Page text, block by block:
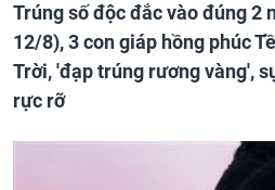
Trúng số độc đắc vào đúng 2
12/8), 3 con giáp hồng phúc
Trời, 'đạp trúng rương vàng',
rực rỡ